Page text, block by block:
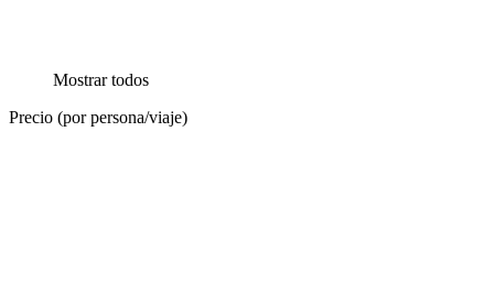
Mostrar todos
Precio (por persona/viaje)